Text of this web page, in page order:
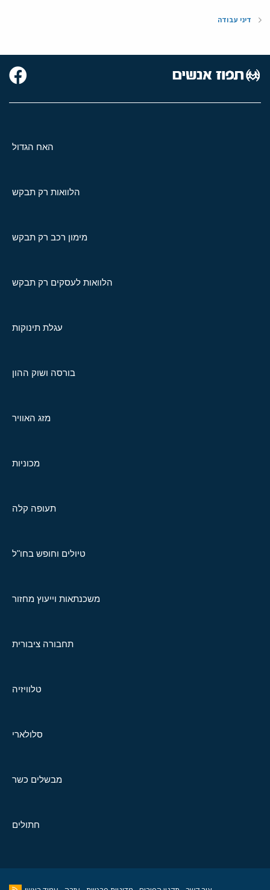
דיני עבודה
האח הגדול
הלוואות רק תבקש
מימון רכב רק תבקש
הלוואות לעסקים רק תבקש
עגלת תינוקות
בורסה ושוק ההון
מזג האוויר
מכוניות
תעופה קלה
טיולים וחופש בחו"ל
משכנתאות וייעוץ מחזור
תחבורה ציבורית
טלוויזיה
סלולארי
מבשלים כשר
חתולים